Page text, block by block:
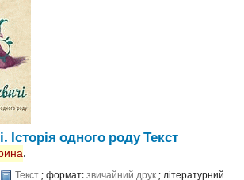
Історія одного родуТекст
.
Текст; формат:звичайний друк; літературний